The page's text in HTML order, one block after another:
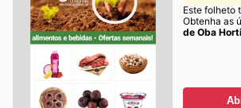
Este folheto
Obtenha as
de Oba